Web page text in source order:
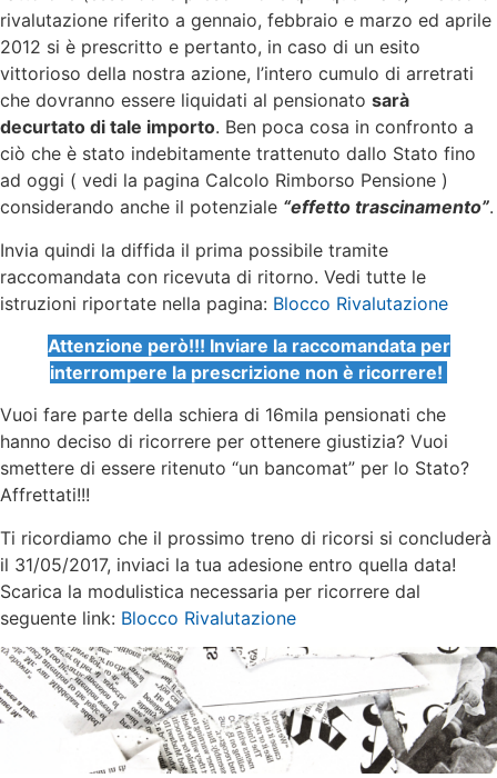
rivalutazione riferito a gennaio, febbraio e marzo ed aprile
2012 si è prescritto e pertanto, in caso di un esito
vittorioso della nostra azione, l’intero cumulo di arretrati
che dovranno essere liquidati al pensionato sarà
decurtato di tale importo. Ben poca cosa in confronto a
ciò che è stato indebitamente trattenuto dallo Stato fino
ad oggi ( vedi la pagina Calcolo Rimborso Pensione )
considerando anche il potenziale “effetto trascinamento”.
Invia quindi la diffida il prima possibile tramite
raccomandata con ricevuta di ritorno. Vedi tutte le
istruzioni riportate nella pagina: Blocco Rivalutazione
Attenzione però!!! Inviare la raccomandata per
interrompere la prescrizione non è ricorrere!
Vuoi fare parte della schiera di 16mila pensionati che
hanno deciso di ricorrere per ottenere giustizia? Vuoi
smettere di essere ritenuto “un bancomat” per lo Stato?
Affrettati!!!
Ti ricordiamo che il prossimo treno di ricorsi si concluderà
il 31/05/2017, inviaci la tua adesione entro quella data!
Scarica la modulistica necessaria per ricorrere dal
seguente link: Blocco Rivalutazione